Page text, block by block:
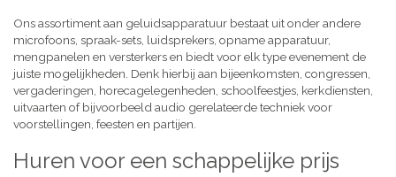
Ons assortiment aan geluidsapparatuur bestaat uit onder andere
microfoons, spraak-sets, luidsprekers, opname apparatuur,
mengpanelen en versterkers en biedt voor elk type evenement de
juiste mogelijkheden. Denk hierbij aan bijeenkomsten, congressen,
vergaderingen, horecagelegenheden, schoolfeestjes, kerkdiensten,
uitvaarten of bijvoorbeeld audio gerelateerde techniek voor
voorstellingen, feesten en partijen.
Huren voor een schappelijke prijs